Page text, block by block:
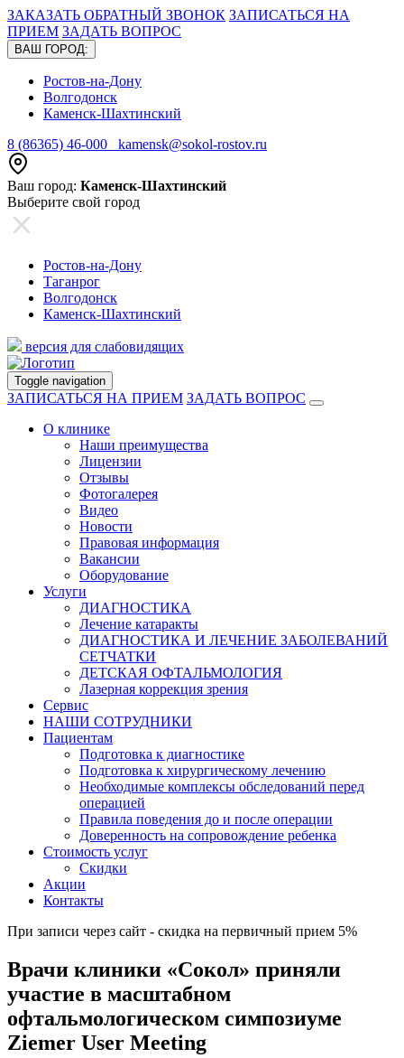
ЗАКАЗАТЬ ОБРАТНЫЙ ЗВОНОК ЗАПИСАТЬСЯ НА
ПРИЕМ ЗАДАТЬ ВОПРОС
ВАШ ГОРОД:
Ростов-на-Дону
Волгодонск
Каменск-Шахтинский
8 (86365) 46-000 kamensk@sokol-rostov.ru
Ваш город: Каменск-Шахтинский
Выберите свой город
Ростов-на-Дону
Таганрог
Волгодонск
Каменск-Шахтинский
версия для слабовидящих
Toggle navigation
ЗАПИСАТЬСЯ НА ПРИЕМ ЗАДАТЬ ВОПРОС
О клинике
Наши преимущества
Лицензии
Отзывы
Фотогалерея
Видео
Новости
Правовая информация
Вакансии
Оборудование
Услуги
ДИАГНОСТИКА
Лечение катаракты
ДИАГНОСТИКА И ЛЕЧЕНИЕ ЗАБОЛЕВАНИЙ
СЕТЧАТКИ
ДЕТСКАЯ ОФТАЛЬМОЛОГИЯ
Лазерная коррекция зрения
Сервис
НАШИ СОТРУДНИКИ
Пациентам
Подготовка к диагностике
Подготовка к хирургическому лечению
Необходимые комплексы обследований перед
операцией
Правила поведения до и после операции
Доверенность на сопровождение ребенка
Стоимость услуг
Скидки
Акции
Контакты
При записи через сайт - скидка на первичный прием 5%
Врачи клиники «Сокол» приняли
участие в масштабном
офтальмологическом симпозиуме
Ziemer User Meeting